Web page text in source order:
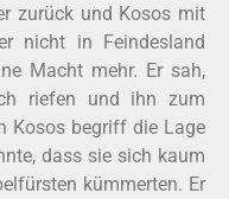
zurück und Kosos mit
nicht in Feindesland
Macht mehr. Er sah,
riefen und ihn zum
Kosos begriff die Lage
dass sie sich kaum
kümmerten. Er